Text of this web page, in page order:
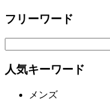
フリーワード
人気キーワード
メンズ